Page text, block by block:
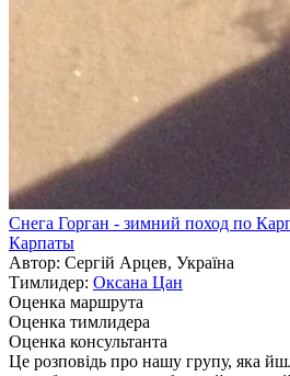
Снега Горган - зимний поход по
Карпаты
Автор: Сергій Арцев, Україна
Тимлидер: Оксана Цан
Оценка маршрута
Оценка тимлидера
Оценка консультанта
Це розповідь про нашу групу, яка